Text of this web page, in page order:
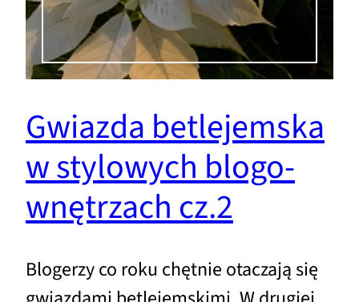
Gwiazda betlejemska
w stylowych blogo-
wnętrzach cz.2
Blogerzy co roku chętnie otaczają się